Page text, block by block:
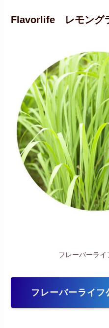
Flavorlife レモング
フレーバーライ
フレーバーライフ